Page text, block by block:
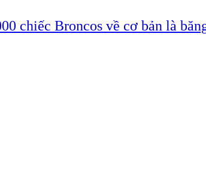
chiếc Broncos về cơ bản là